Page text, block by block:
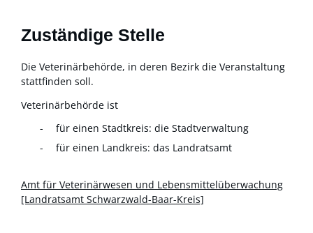
Zuständige Stelle
Die Veterinärbehörde, in deren Bezirk die Veranstaltung
stattfinden soll.
Veterinärbehörde ist
für einen Stadtkreis: die Stadtverwaltung
für einen Landkreis: das Landratsamt
Amt für Veterinärwesen und Lebensmittelüberwachung
[Landratsamt Schwarzwald-Baar-Kreis]